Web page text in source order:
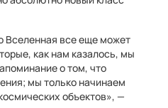
Вселенная все еще может
как нам казалось, мы
о том, что
мы только начинаем
объектов», —